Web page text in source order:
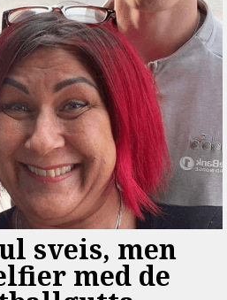
sveis, men
med de